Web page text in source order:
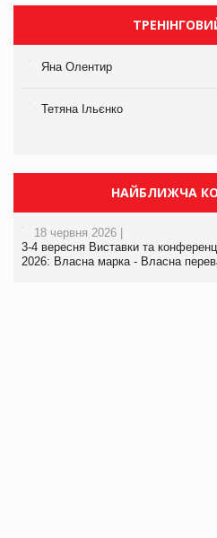
Яна Олентир
Тетяна Ільєнко
НАЙБЛИЖЧА
18 червня 2026 |
3-4 вересня Виставки та
2026: Власна марка - Власна